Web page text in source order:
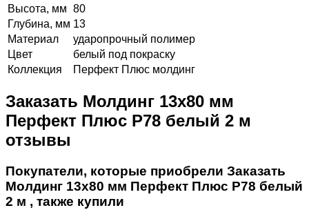
Высота, мм 80
Глубина, мм 13
Материал
ударопрочный полимер
Цвет
белый под покраску
Коллекция
Перфект Плюс молдинг
Заказать Молдинг 13х80 мм
Перфект Плюс P78 белый 2 м
отзывы
Покупатели, которые приобрели Заказать
Молдинг 13х80 мм Перфект Плюс P78 белый
2 м , также купили